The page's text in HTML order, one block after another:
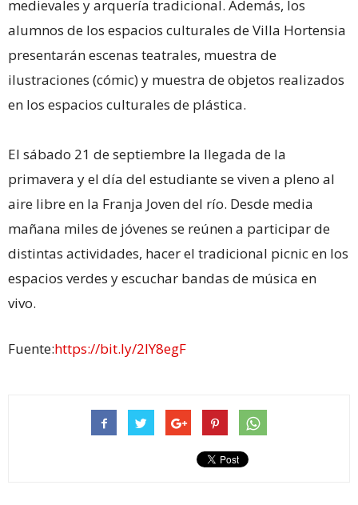
medievales y arquería tradicional. Además, los
alumnos de los espacios culturales de Villa Hortensia
presentarán escenas teatrales, muestra de
ilustraciones (cómic) y muestra de objetos realizados
en los espacios culturales de plástica.
El sábado 21 de septiembre la llegada de la
primavera y el día del estudiante se viven a pleno al
aire libre en la Franja Joven del río. Desde media
mañana miles de jóvenes se reúnen a participar de
distintas actividades, hacer el tradicional picnic en los
espacios verdes y escuchar bandas de música en
vivo.
Fuente:https://bit.ly/2lY8egF